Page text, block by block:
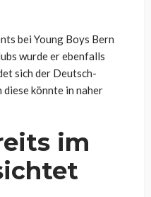
bei Young Boys Bern
wurde er ebenfalls
sich der Deutsch-
diese könnte in naher
im